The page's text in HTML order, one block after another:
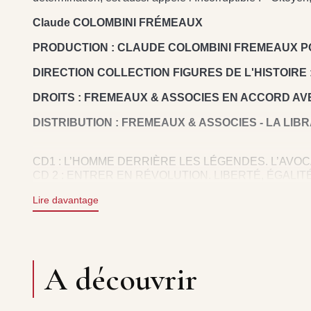
Claude COLOMBINI FRÉMEAUX
PRODUCTION : CLAUDE COLOMBINI FREMEAUX
DIRECTION COLLECTION FIGURES DE
DROITS : FREMEAUX & ASSOCIES EN ACCORD
DISTRIBUTION : FREMEAUX & ASSOCIES - LA
CD1 : L’HOMME DERRIÈRE LES LÉGENDES.
CD 2 : ENTRER EN RÉVOLUTION. LIBERTÉ,
CD 4 : L’UN DES DOUZE DU COMITÉ DE SALUT
Lire davantage
A découvrir